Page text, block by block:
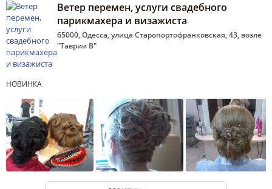
Ветер перемен, услуги свадебного
парикмахера и визажиста
65000, Одесса, улица Старопортофранковская, 43, возле
"Таврии В"
НОВИНКА